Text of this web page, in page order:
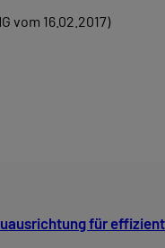
vom 16.02.2017)
für